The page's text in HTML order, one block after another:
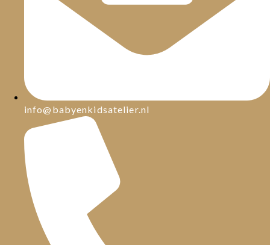
info@babyenkidsatelier.nl